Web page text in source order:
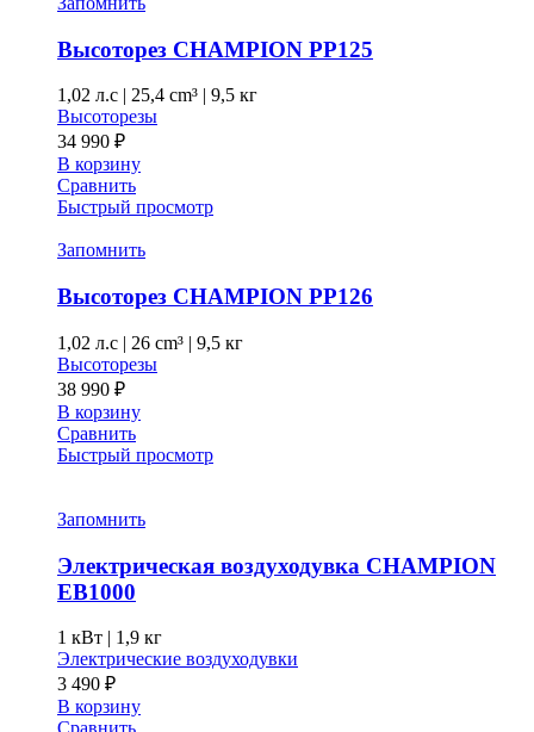
Высоторез CHAMPION PP125
1,02 л.с | 25,4 cm³ | 9,5 кг
Высоторезы
34 990 ₽
В корзину
Сравнить
Быстрый просмотр
Запомнить
Высоторез CHAMPION PP126
1,02 л.с | 26 cm³ | 9,5 кг
Высоторезы
38 990 ₽
В корзину
Сравнить
Быстрый просмотр
Запомнить
Электрическая воздуходувка CHAMPION
EB1000
1 кВт | 1,9 кг
Электрические воздуходувки
3 490 ₽
В корзину